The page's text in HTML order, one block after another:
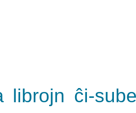
librojn ĉi-